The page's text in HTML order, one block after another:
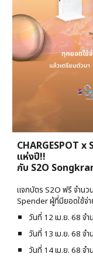
CHARGESPOT
แห่งปี!!
กับ S2O
แจกบัตร S2O ฟรี จำนว
Spender ผู้ที่มียอดใช้จ่า
วันที่ 12 เม.ย. 68 จำ
วันที่ 13 เม.ย. 68 จำ
วันที่ 14 เม.ย. 68 จำ